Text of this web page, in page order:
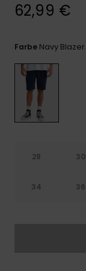
62,99 €
Farbe Navy Blazer
28 30
34 36